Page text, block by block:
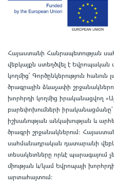
Հայաստանի Հանրապետության
վեբկայքն ստեղծվել է Եվրոպական
կողմից՝ Գործընկերություն
ծրագրային ձևաչափի
խորհրդի կողմից իրականացվող
բարեփոխումների
իշխանության անկախության և
ծրագրի շրջանակներում:
սահմանադրական դատարանի
տեսակետները որևէ պարագայում
միության և/կամ Եվրոպայի
արտահայտում: